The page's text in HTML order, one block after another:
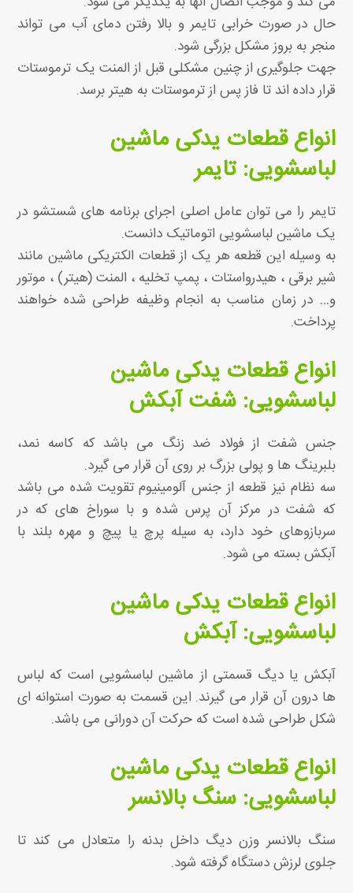
حال در صورت خرابی تایمر و بالا رفتن دمای آب می تواند
منجر به بروز مشکل بزرگی شود.
جهت جلوگیری از چنین مشکلی قبل از المنت یک ترموستات
قرار داده اند تا فاز پس از ترموستات به هیتر برسد.
انواع قطعات یدکی ماشین
لباسشویی: تایمر
تایمر را می توان عامل اصلی اجرای برنامه های شستشو در
یک ماشین لباسشویی اتوماتیک دانست.
به وسیله این قطعه هر یک از قطعات الکتریکی ماشین مانند
شیر برقی ، هیدرواستات ، پمپ تخلیه ، المنت (هیتر) ، موتور
و… در زمان مناسب به انجام وظیفه طراحی شده خواهند
پرداخت.
انواع قطعات یدکی ماشین
لباسشویی: شفت آبکش
جنس شفت از فولاد ضد زنگ می باشد که کاسه نمد،
بلبرینگ ها و پولی بزرگ بر روی آن قرار می گیرد.
سه نظام نیز قطعه از جنس آلومینیوم تقویت شده می باشد
که شفت در مرکز آن پرس شده و با سوراخ های که در
سربازوهای خود دارد، به سیله پرچ یا پیچ و مهره بلند با
آبکش بسته می شود.
انواع قطعات یدکی ماشین
لباسشویی: آبکش
آبکش یا دیگ قسمتی از ماشین لباسشویی است که لباس
ها درون آن قرار می گیرند. این قسمت به صورت استوانه ای
شکل طراحی شده است که حرکت آن دورانی می باشد.
انواع قطعات یدکی ماشین
لباسشویی: سنگ بالانسر
سنگ بالانسر وزن دیگ داخل بدنه را متعادل می کند تا
جلوی لرزش دستگاه گرفته شود.